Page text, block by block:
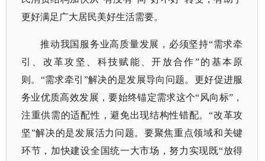
更好满足广大居民美好生活需要。
推动我国服务业高质量发展，必须坚持“需求牵
引、改革攻坚、科技赋能、开放合作”的基本原
则。“需求牵引”解决的是发展导向问题。更好促进服
务业优质高效发展，要始终锚定需求这个“风向标”，
注重供需的适配性，避免出现结构性错配。“改革攻
坚”解决的是发展活力问题。要聚焦重点领域和关键
环节，加快建设全国统一大市场，努力实现既“放得